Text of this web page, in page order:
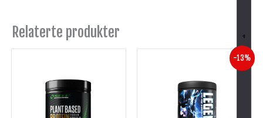
+
Relaterte produkter
har
flere
varianter.
-13%
var:
kr 399.
Nåværende
er:
kr 349.
har
flere
varianter.